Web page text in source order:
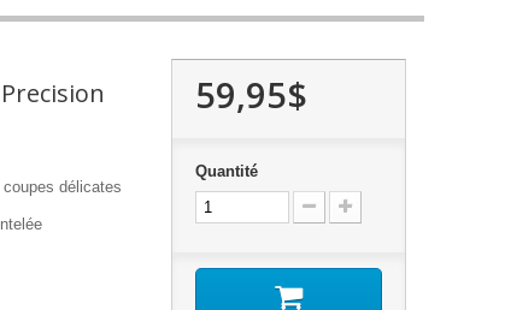
délicates
59,95$
Quantité